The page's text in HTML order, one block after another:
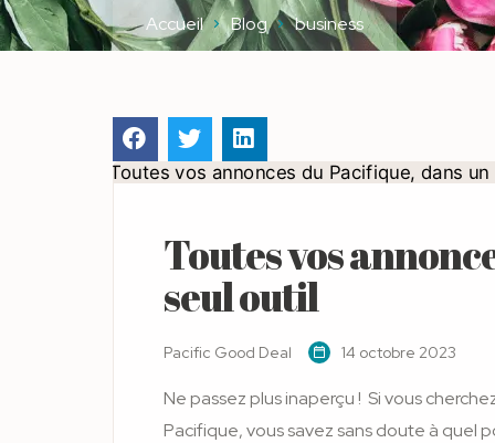
Accueil Blog business
Toutes vos
seul outil
Pacific Good Deal 14 octobre 2023
Ne passez plus inaperçu ! Si vous cherchez à acheter ou à vendre un bien ou un service dans le
Pacifique, vous savez sans doute à quel